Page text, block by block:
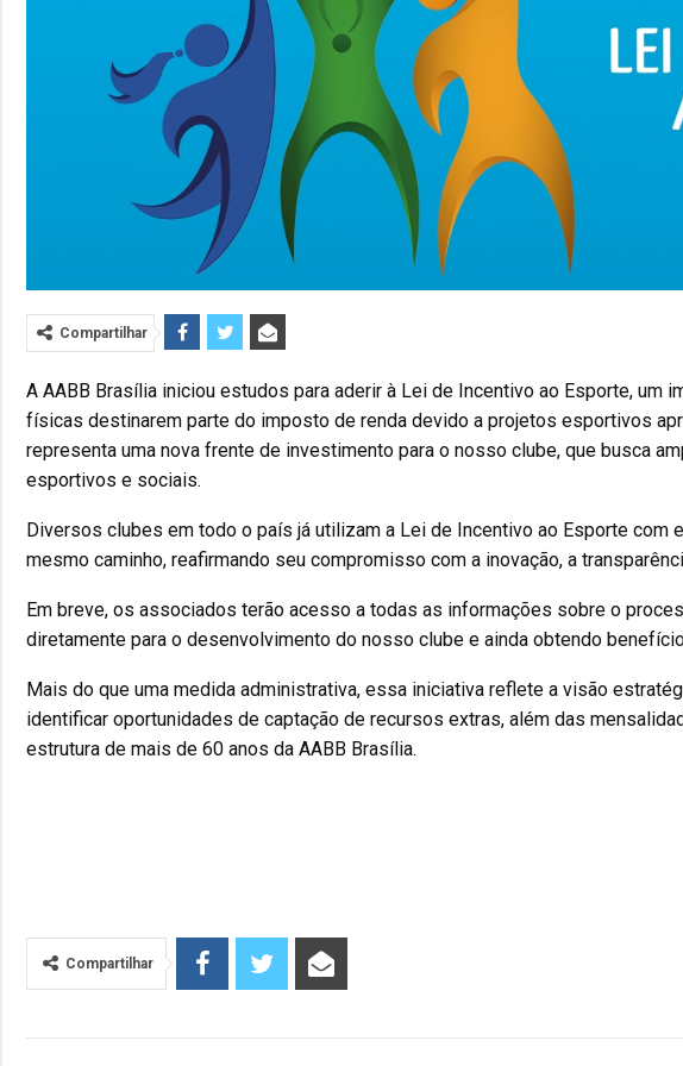
Compartilhar
A AABB Brasília iniciou estudos para aderir à Lei de Incentivo ao Esporte,
físicas destinarem parte do imposto de renda devido a projetos esportivos
representa uma nova frente de investimento para o nosso clube, que busca
esportivos e sociais.
Diversos clubes em todo o país já utilizam a Lei de Incentivo ao Esporte com
mesmo caminho, reafirmando seu compromisso com a inovação, a
Em breve, os associados terão acesso a todas as informações sobre o
diretamente para o desenvolvimento do nosso clube e ainda obtendo
Mais do que uma medida administrativa, essa iniciativa reflete a visão
identificar oportunidades de captação de recursos extras, além das
estrutura de mais de 60 anos da AABB Brasília.
Compartilhar